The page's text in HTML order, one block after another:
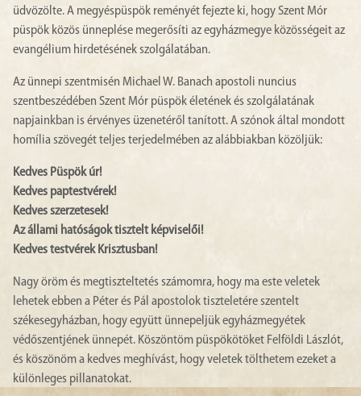
üdvözölte. A megyéspüspök reményét fejezte ki, hogy Szent Mór
püspök közös ünneplése megerősíti az egyházmegye közösségeit az
evangélium hirdetésének szolgálatában.
Az ünnepi szentmisén Michael W. Banach apostoli nuncius
szentbeszédében Szent Mór püspök életének és szolgálatának
napjainkban is érvényes üzenetéről tanított. A szónok által mondott
homília szövegét teljes terjedelmében az alábbiakban közöljük:
Kedves Püspök úr!
Kedves paptestvérek!
Kedves szerzetesek!
Az állami hatóságok tisztelt képviselői!
Kedves testvérek Krisztusban!
Nagy öröm és megtiszteltetés számomra, hogy ma este veletek
lehetek ebben a Péter és Pál apostolok tiszteletére szentelt
székesegyházban, hogy együtt ünnepeljük egyházmegyétek
védőszentjének ünnepét. Köszöntöm püspökötöket Felföldi Lászlót,
és köszönöm a kedves meghívást, hogy veletek tölthetem ezeket a
különleges pillanatokat.